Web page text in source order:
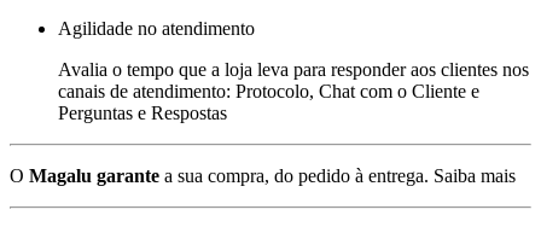
Agilidade no atendimento
Avalia o tempo que a loja leva para responder aos clientes nos
canais de atendimento: Protocolo, Chat com o Cliente e
Perguntas e Respostas
O Magalu garante a sua compra, do pedido à entrega. Saiba mais